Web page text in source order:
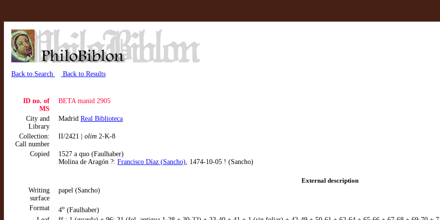
Back to Search Back to Results
ID no. of
MS
BETA manid 2905
City and
Library
Madrid Real Biblioteca
Collection:
Call number
II/2421 | olim 2-K-8
Copied
1527 a quo (Faulhaber)
Molina de Aragón ?: Francisco Díaz (Sancho), 1474-10-05 ! (Sancho)
External description
Writing
surface
papel (Sancho)
Format 4o (Faulhaber)